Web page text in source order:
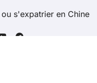
s'expatrier en Chine